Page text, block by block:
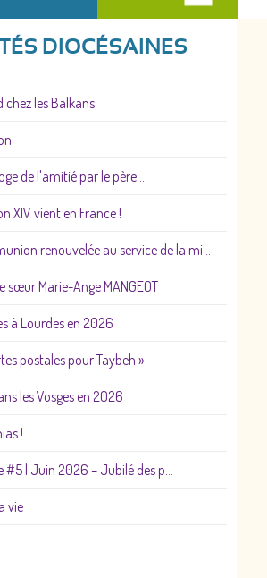
DIOCÉSAINES
chez les Balkans
de l'amitié par le père...
XIV vient en France !
renouvelée au service de la mi...
sœur Marie-Ange MANGEOT
à Lourdes en 2026
postales pour Taybeh »
les Vosges en 2026
!
#5 | Juin 2026 – Jubilé des p...
vie